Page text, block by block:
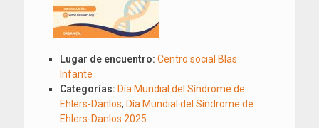
Lugar de encuentro: Centro social Blas
Infante
Categorías: Día Mundial del Síndrome de
Ehlers-Danlos, Día Mundial del Síndrome de
Ehlers-Danlos 2025